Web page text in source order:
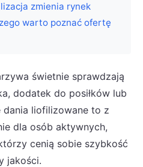
zmienia rynek
warto poznać ofertę
świetnie sprawdzają
dodatek do posiłków lub
dania liofilizowane to z
dla osób aktywnych,
cenią sobie szybkość
jakości.